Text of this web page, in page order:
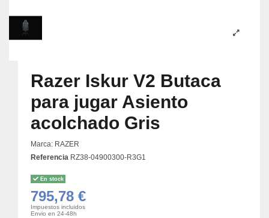
Razer Iskur V2 Butaca
para jugar Asiento
acolchado Gris
Marca: RAZER
Referencia RZ38-04900300-R3G1
En stock
795,78 €
Impuestos incluidos
Envio en 24-48h